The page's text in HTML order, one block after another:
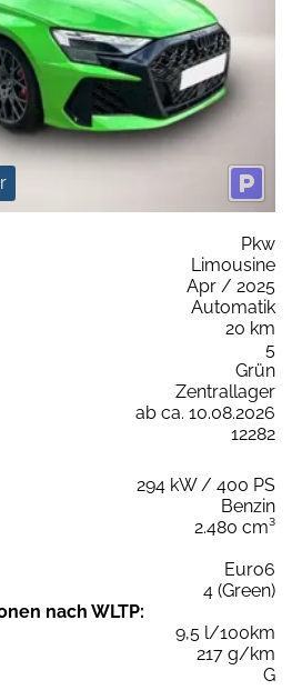
Pkw
Limousine
Apr / 2025
Automatik
20 km
5
Grün
Zentrallager
ab ca. 10.08.2026
12282
294 kW / 400 PS
Benzin
2.480 cm³
Euro6
4 (Green)
nach WLTP:
9,5 l/100km
217 g/km
G